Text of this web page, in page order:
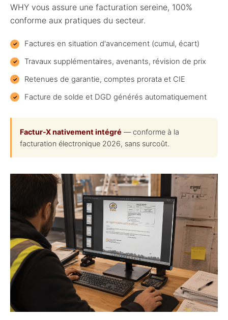
WHY vous assure une facturation sereine, 100%
conforme aux pratiques du secteur.
Factures en situation d'avancement (cumul, écart)
Travaux supplémentaires, avenants, révision de prix
Retenues de garantie, comptes prorata et CIE
Facture de solde et DGD générés automatiquement
Factur-X nativement intégré — conforme à la
facturation électronique 2026, sans surcoût.